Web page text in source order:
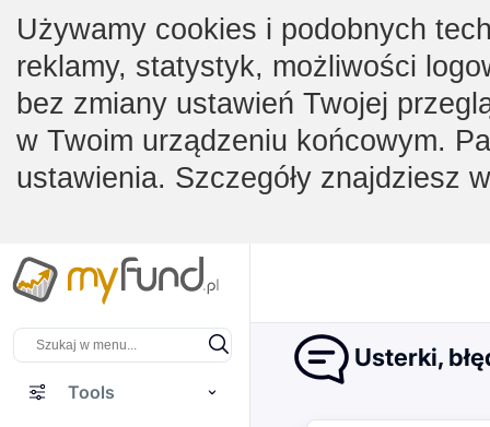
Używamy cookies i podobnych
reklamy, statystyk, możliwości
bez zmiany ustawień Twojej
w Twoim urządzeniu końcowym.
ustawienia. Szczegóły znajdziesz
Tools
Usterki,